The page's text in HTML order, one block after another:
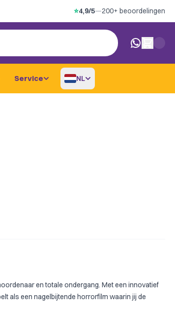
⭐4,9/5—200+ beoordelingen
0 artikelen
Service NL
en totale ondergang. Met een innovatief
als een nagelbijtende horrorfilm waarin jij de